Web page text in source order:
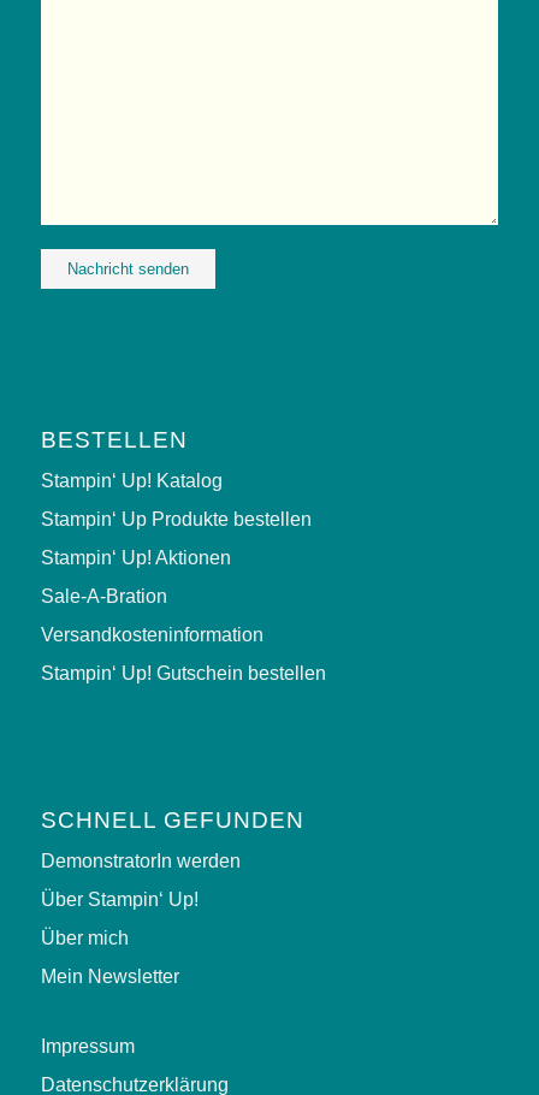
BESTELLEN
Stampin‘ Up! Katalog
Stampin‘ Up Produkte bestellen
Stampin‘ Up! Aktionen
Sale-A-Bration
Versandkosteninformation
Stampin‘ Up! Gutschein bestellen
SCHNELL GEFUNDEN
DemonstratorIn werden
Über Stampin‘ Up!
Über mich
Mein Newsletter
Impressum
Datenschutzerklärung